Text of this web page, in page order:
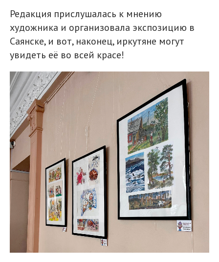
Редакция прислушалась к мнению
художника и организовала экспозицию в
Саянске, и вот, наконец, иркутяне могут
увидеть её во всей красе!